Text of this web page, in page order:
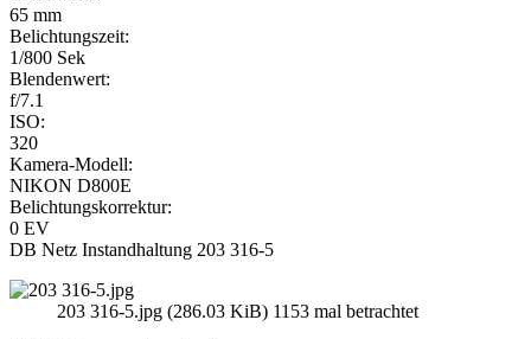
65 mm
Belichtungszeit:
1/800 Sek
Blendenwert:
f/7.1
ISO:
320
Kamera-Modell:
NIKON D800E
Belichtungskorrektur:
0 EV
DB Netz Instandhaltung 203 316-5
203 316-5.jpg (286.03 KiB) 1153 mal betrachtet